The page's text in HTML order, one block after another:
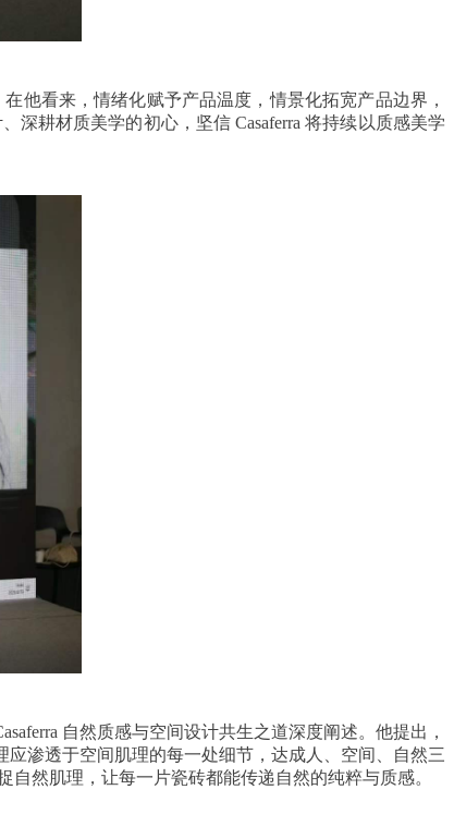
他看来，情绪化赋予产品温度，情景化拓宽产品边界，
深耕材质美学的初心，坚信 Casaferra 将持续以质感美学
自然质感与空间设计共生之道深度阐述。他提出，
渗透于空间肌理的每一处细节，达成人、空间、自然三
然肌理，让每一片瓷砖都能传递自然的纯粹与质感。